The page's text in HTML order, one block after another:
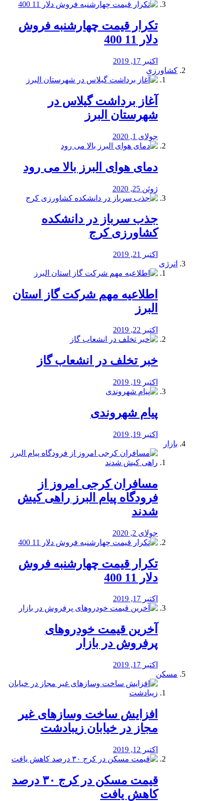
تکرار قیمت چهارشنبه فروش
دلار 11 400
اکتبر 17, 2019
کشاورزی
آغاز برداشت گیلاس در
شهرستان البرز
جولای 1, 2020
دمای هوای البرز بالا می رود
ژوئن 25, 2020
جذب سرباز در دانشکده
کشاورزی کرج
اکتبر 21, 2019
انرژی
️اطلاعیه مهم شرکت گاز استان
البرز
اکتبر 22, 2019
خبر تخلف در انشعاب گاز
اکتبر 19, 2019
پیام شهروندی
اکتبر 19, 2019
بازار
مسافران کرجی امروز از
فرودگاه پیام البرز راهی کیش
شدند
جولای 2, 2020
تکرار قیمت چهارشنبه فروش
دلار 11 400
اکتبر 17, 2019
آخرین قیمت خودرو‌های
پرفروش در بازار
اکتبر 17, 2019
مسکن
افزایش ساخت وسازهای غیر
مجاز در خیابان زیبادشت
اکتبر 12, 2019
️قیمت مسکن در کرج ۳۰ درصد
کاهش یافت